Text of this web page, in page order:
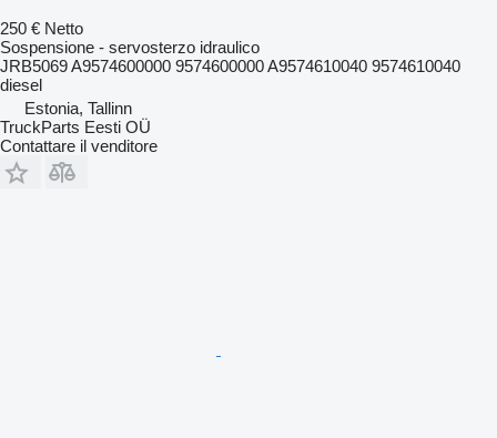
250 € Netto
Sospensione - servosterzo idraulico
JRB5069 A9574600000 9574600000 A9574610040 9574610040
diesel
Estonia, Tallinn
TruckParts Eesti OÜ
Contattare il venditore